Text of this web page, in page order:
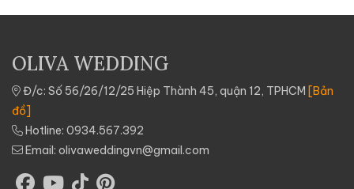
OLIVA WEDDING
Đ/c: Số 56/26/12/25 Hiệp Thành 45, quận 12, TPHCM [Bản
đồ]
Hotline: 0934.567.392
Email: olivaweddingvn@gmail.com